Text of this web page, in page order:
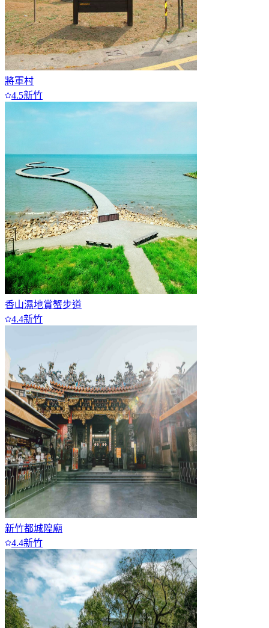
將軍村
4.5新竹
香山濕地賞蟹步道
4.4新竹
新竹都城隍廟
4.4新竹